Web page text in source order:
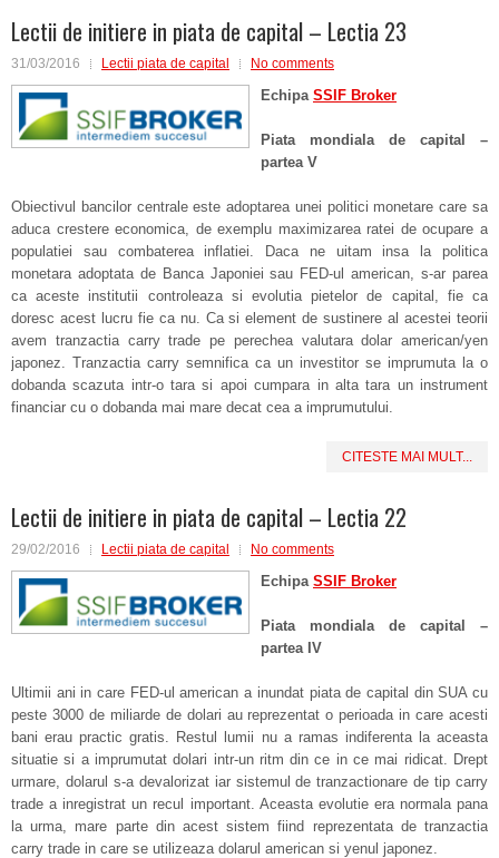
Lectii de initiere in piata de capital – Lectia 23
31/03/2016 Lectii piata de capital No comments
Echipa SSIF Broker
Piata mondiala de capital –
partea V
Obiectivul bancilor centrale este adoptarea unei politici monetare care sa
aduca crestere economica, de exemplu maximizarea ratei de ocupare a
populatiei sau combaterea inflatiei. Daca ne uitam insa la politica
monetara adoptata de Banca Japoniei sau FED-ul american, s-ar parea
ca aceste institutii controleaza si evolutia pietelor de capital, fie ca
doresc acest lucru fie ca nu. Ca si element de sustinere al acestei teorii
avem tranzactia carry trade pe perechea valutara dolar american/yen
japonez. Tranzactia carry semnifica ca un investitor se imprumuta la o
dobanda scazuta intr-o tara si apoi cumpara in alta tara un instrument
financiar cu o dobanda mai mare decat cea a imprumutului.
CITESTE MAI MULT...
Lectii de initiere in piata de capital – Lectia 22
29/02/2016 Lectii piata de capital No comments
Echipa SSIF Broker
Piata mondiala de capital –
partea IV
Ultimii ani in care FED-ul american a inundat piata de capital din SUA cu
peste 3000 de miliarde de dolari au reprezentat o perioada in care acesti
bani erau practic gratis. Restul lumii nu a ramas indiferenta la aceasta
situatie si a imprumutat dolari intr-un ritm din ce in ce mai ridicat. Drept
urmare, dolarul s-a devalorizat iar sistemul de tranzactionare de tip carry
trade a inregistrat un recul important. Aceasta evolutie era normala pana
la urma, mare parte din acest sistem fiind reprezentata de tranzactia
carry trade in care se utilizeaza dolarul american si yenul japonez.